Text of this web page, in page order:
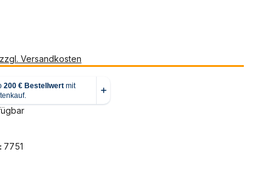
Versandkosten
7751